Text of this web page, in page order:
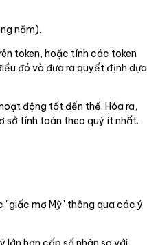
năm).
token, hoặc tính các token
đó và đưa ra quyết định dựa
động tốt đến thế. Hóa ra,
sở tính toán theo quý ít nhất.
"giấc mơ Mỹ" thông qua các ý